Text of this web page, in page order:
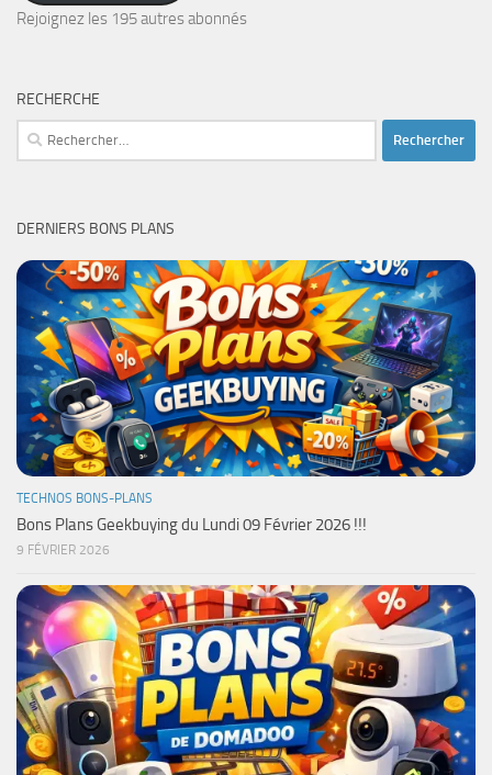
mail
Rejoignez les 195 autres abonnés
RECHERCHE
Rechercher :
DERNIERS BONS PLANS
TECHNOS BONS-PLANS
Bons Plans Geekbuying du Lundi 09 Février 2026 !!!
9 FÉVRIER 2026